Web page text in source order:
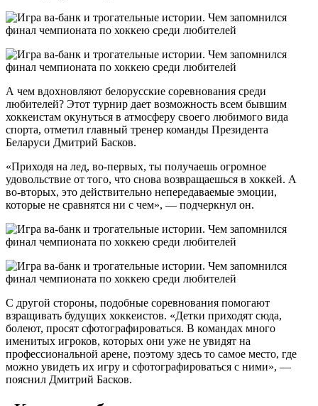
А чем вдохновляют белорусские соревнования среди
любителей? Этот турнир дает возможность всем бывшим
хоккеистам окунуться в атмосферу своего любимого вида
спорта, отметил главный тренер команды Президента
Беларуси Дмитрий Басков.
«Приходя на лед, во-первых, ты получаешь огромное
удовольствие от того, что снова возвращаешься в хоккей. А
во-вторых, это действительно непередаваемые эмоции,
которые не сравнятся ни с чем», — подчеркнул он.
С другой стороны, подобные соревнования помогают
взращивать будущих хоккеистов. «Детки приходят сюда,
болеют, просят сфотографироваться. В командах много
именитых игроков, которых они уже не увидят на
профессиональной арене, поэтому здесь то самое место, где
можно увидеть их игру и сфотографироваться с ними», —
пояснил Дмитрий Басков.